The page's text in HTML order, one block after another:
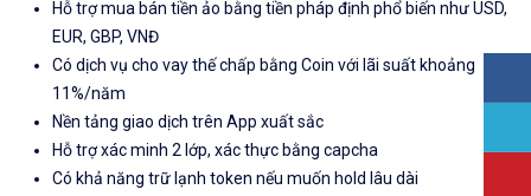
Hỗ trợ mua bán tiền ảo bằng tiền pháp định phổ biến như USD,
EUR, GBP, VNĐ
Có dịch vụ cho vay thế chấp bằng Coin với lãi suất khoảng
11%/năm
Nền tảng giao dịch trên App xuất sắc
Hỗ trợ xác minh 2 lớp, xác thực bằng capcha
Có khả năng trữ lạnh token nếu muốn hold lâu dài